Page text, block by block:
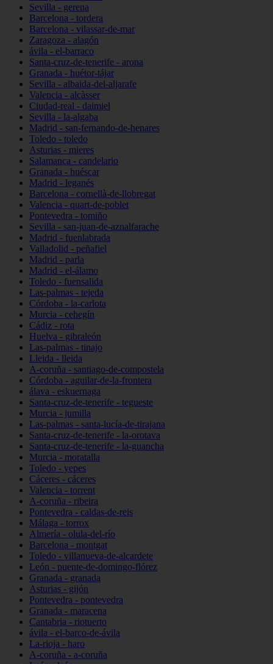
Sevilla - gerena
Barcelona - tordera
Barcelona - vilassar-de-mar
Zaragoza - alagón
ávila - el-barraco
Santa-cruz-de-tenerife - arona
Granada - huétor-tájar
Sevilla - albaida-del-aljarafe
Valencia - alcàsser
Ciudad-real - daimiel
Sevilla - la-algaba
Madrid - san-fernando-de-henares
Toledo - toledo
Asturias - mieres
Salamanca - candelario
Granada - huéscar
Madrid - leganés
Barcelona - cornellà-de-llobregat
Valencia - quart-de-poblet
Pontevedra - tomiño
Sevilla - san-juan-de-aznalfarache
Madrid - fuenlabrada
Valladolid - peñafiel
Madrid - parla
Madrid - el-álamo
Toledo - fuensalida
Las-palmas - tejeda
Córdoba - la-carlota
Murcia - cehegín
Cádiz - rota
Huelva - gibraleón
Las-palmas - tinajo
Lleida - lleida
A-coruña - santiago-de-compostela
Córdoba - aguilar-de-la-frontera
álava - eskuernaga
Santa-cruz-de-tenerife - tegueste
Murcia - jumilla
Las-palmas - santa-lucía-de-tirajana
Santa-cruz-de-tenerife - la-orotava
Santa-cruz-de-tenerife - la-guancha
Murcia - moratalla
Toledo - yepes
Cáceres - cáceres
Valencia - torrent
A-coruña - ribeira
Pontevedra - caldas-de-reis
Málaga - torrox
Almería - olula-del-río
Barcelona - montgat
Toledo - villanueva-de-alcardete
León - puente-de-domingo-flórez
Granada - granada
Asturias - gijón
Pontevedra - pontevedra
Granada - maracena
Cantabria - riotuerto
ávila - el-barco-de-ávila
La-rioja - haro
A-coruña - a-coruña